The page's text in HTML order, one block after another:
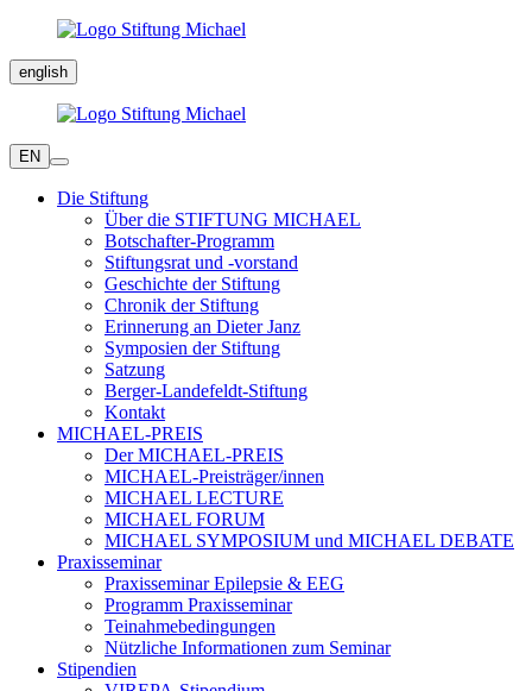
english
EN
Die Stiftung
Über die STIFTUNG MICHAEL
Botschafter-Programm
Stiftungsrat und -vorstand
Geschichte der Stiftung
Chronik der Stiftung
Erinnerung an Dieter Janz
Symposien der Stiftung
Satzung
Berger-Landefeldt-Stiftung
Kontakt
MICHAEL-PREIS
Der MICHAEL-PREIS
MICHAEL-Preisträger/innen
MICHAEL LECTURE
MICHAEL FORUM
MICHAEL SYMPOSIUM und MICHAEL DEBATE
Praxisseminar
Praxisseminar Epilepsie & EEG
Programm Praxisseminar
Teinahmebedingungen
Nützliche Informationen zum Seminar
Stipendien